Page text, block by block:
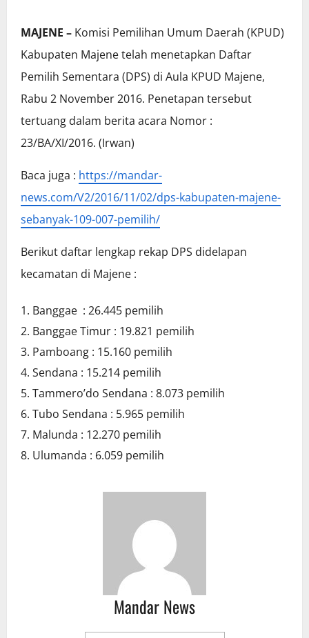
MAJENE – Komisi Pemilihan Umum Daerah (KPUD)
Kabupaten Majene telah menetapkan Daftar
Pemilih Sementara (DPS) di Aula KPUD Majene,
Rabu 2 November 2016. Penetapan tersebut
tertuang dalam berita acara Nomor :
23/BA/XI/2016. (Irwan)
Baca juga : https://mandar-
news.com/V2/2016/11/02/dps-kabupaten-majene-
sebanyak-109-007-pemilih/
Berikut daftar lengkap rekap DPS didelapan
kecamatan di Majene :
Banggae : 26.445 pemilih
Banggae Timur : 19.821 pemilih
Pamboang : 15.160 pemilih
Sendana : 15.214 pemilih
Tammero’do Sendana : 8.073 pemilih
Tubo Sendana : 5.965 pemilih
Malunda : 12.270 pemilih
Ulumanda : 6.059 pemilih
Mandar News